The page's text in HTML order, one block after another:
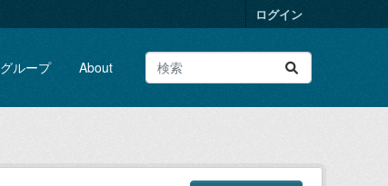
ログイン
グループ About